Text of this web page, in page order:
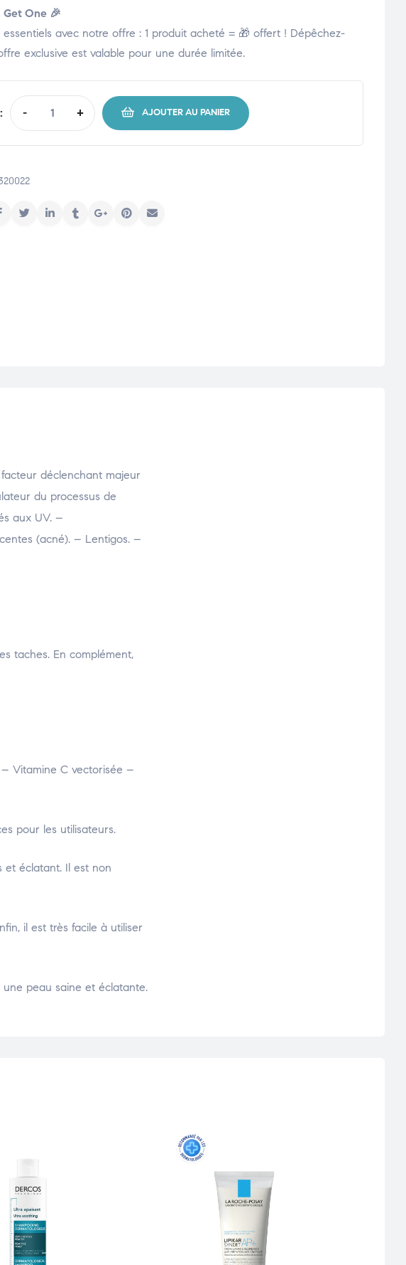
Get One 🎉
essentiels avec notre offre : 1 produit acheté = 🎁 offert ! Dépêchez-
exclusive est valable pour une durée limitée.
- + AJOUTER AU PANIER
déclenchant majeur
du processus de
aux UV. –
(acné). – Lentigos. –
taches. En complément,
Vitamine C vectorisée –
pour les utilisateurs.
et éclatant. Il est non
il est très facile à utiliser
peau saine et éclatante.